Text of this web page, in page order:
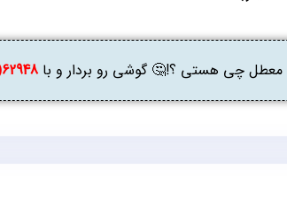
چی هستی ؟!🤔 گوشی رو بردار و با62948(021)